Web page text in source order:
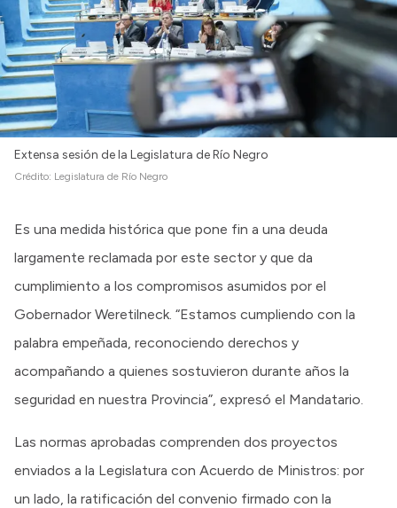
Extensa sesión de la Legislatura de Río Negro
Crédito: Legislatura de Río Negro
Es una medida histórica que pone fin a una deuda
largamente reclamada por este sector y que da
cumplimiento a los compromisos asumidos por el
Gobernador Weretilneck. “Estamos cumpliendo con la
palabra empeñada, reconociendo derechos y
acompañando a quienes sostuvieron durante años la
seguridad en nuestra Provincia”, expresó el Mandatario.
Las normas aprobadas comprenden dos proyectos
enviados a la Legislatura con Acuerdo de Ministros: por
un lado, la ratificación del convenio firmado con la